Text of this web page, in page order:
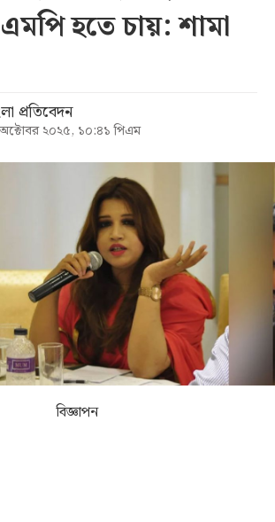
হতে চায়: শামা
প্রতিবেদন
২০২৫, ১০:৪১ পিএম
বিজ্ঞাপন